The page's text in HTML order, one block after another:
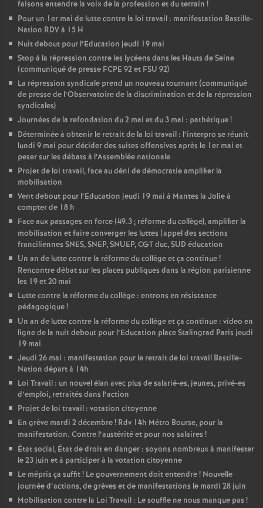
faisons entendre la voix de la profession et du terrain !
Pour un 1er mai de lutte contre la loi travail : manifestation Bastille-
Nation RDV à 15 H
Nuit debout pour l’Education jeudi 19 mai
Stop à la répression contre les lycéens dans les Hauts de Seine
(communiqué de presse FCPE 92 et FSU 92)
La répression syndicale prend un nouveau tournant (communiqué
de presse de l’Observatoire de la discrimination et de la répression
syndicales)
Journées de la refondation du 2 mai et du 3 mai : pathétique!
Déterminée à obtenir le retrait de la loi travail : l’interpro se réunit
lundi 9 mai pour décider des suites offensives après le 1er mai et
peser sur les débats à l’Assemblée nationale
Projet de loi travail, face au déni de démocratie amplifier la
mobilisation
Vent debout pour l’Education jeudi 19 mai à Mantes la Jolie à
compter de 18 h
Face aux passages en force (49.3; réforme du collège), amplifier la
mobilisation et faire converger les luttes (appel des sections
franciliennes SNES, SNEP, SNUEP, CGT duc, SUD éducation
Un an de lutte contre la réforme du collège et ça continue!
Rencontre débat sur les places publiques dans la région parisienne
les 19 et 20 mai
Lutte contre la réforme du collège : entrons en résistance
pédagogique!
Un an de lutte contre la réforme du collège et ça continue : video en
ligne de la nuit debout pour l’Education place Stalingrad Paris jeudi
19 mai
Jeudi 26 mai : manifestation pour le retrait de loi travail Bastille-
Nation départ à 14h
Loi Travail : un nouvel élan avec plus de salarié-es, jeunes, privé-es
d’emploi, retraités dans l’action
Projet de loi travail : votation citoyenne
En grève mardi 2 décembre! Rdv 14h Métro Bourse, pour la
manifestation. Contre l’austérité et pour nos salaires !
État social, État de droit en danger : soyons nombreux à manifester
le 23 juin et à participer à la votation citoyenne
Le mépris ça suffit! Le gouvernement doit entendre! Nouvelle
journée d’actions, de grèves et de manifestations le mardi 28 juin
Mobilisation contre la Loi Travail : Le souffle ne nous manque pas !